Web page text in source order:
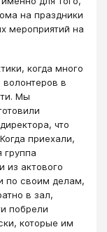
на праздники
мероприятий на
когда много
волонтеров в
Мы
что
приехали,
группа
из актового
по своим делам,
в зал,
побрели
которые им